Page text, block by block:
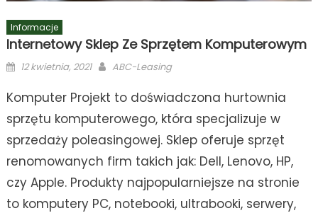
Informacje
Internetowy Sklep Ze Sprzętem Komputerowym
Posted
12 kwietnia, 2021 Author
ABC-Leasing
Komputer Projekt to doświadczona hurtownia
sprzętu komputerowego, która specjalizuje w
sprzedaży poleasingowej. Sklep oferuje sprzęt
renomowanych firm takich jak: Dell, Lenovo, HP,
czy Apple. Produkty najpopularniejsze na stronie
to komputery PC, notebooki, ultrabooki, serwery,